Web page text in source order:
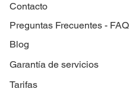
Contacto
Preguntas Frecuentes - FAQ
Blog
Garantía de servicios
Tarifas